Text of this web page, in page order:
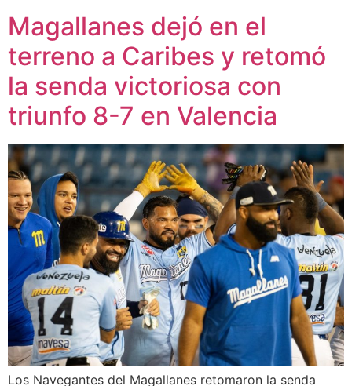
Magallanes dejó en el
terreno a Caribes y retomó
la senda victoriosa con
triunfo 8-7 en Valencia
Los Navegantes del Magallanes retomaron la senda